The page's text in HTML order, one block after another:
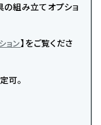
の組み立てオプショ
ョン】をご覧くださ
可。